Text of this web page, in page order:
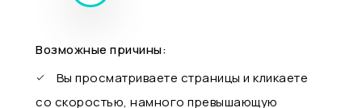
Возможные причины:
Вы просматриваете страницы и кликаете
со скоростью, намного превышающую